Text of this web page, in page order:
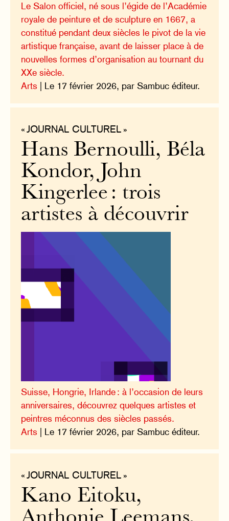
Le Salon officiel, né sous l’égide de l’Académie
royale de peinture et de sculpture en 1667, a
constitué pendant deux siècles le pivot de la vie
artistique française, avant de laisser place à de
nouvelles formes d’organisation au tournant du
XXe siècle.
Arts | Le 17 février 2026, par Sambuc éditeur.
« JOURNAL CULTUREL »
Hans Bernoulli, Béla
Kondor, John
Kingerlee : trois
artistes à découvrir
Suisse, Hongrie, Irlande : à l’occasion de leurs
anniversaires, découvrez quelques artistes et
peintres méconnus des siècles passés.
Arts | Le 17 février 2026, par Sambuc éditeur.
« JOURNAL CULTUREL »
Kano Eitoku,